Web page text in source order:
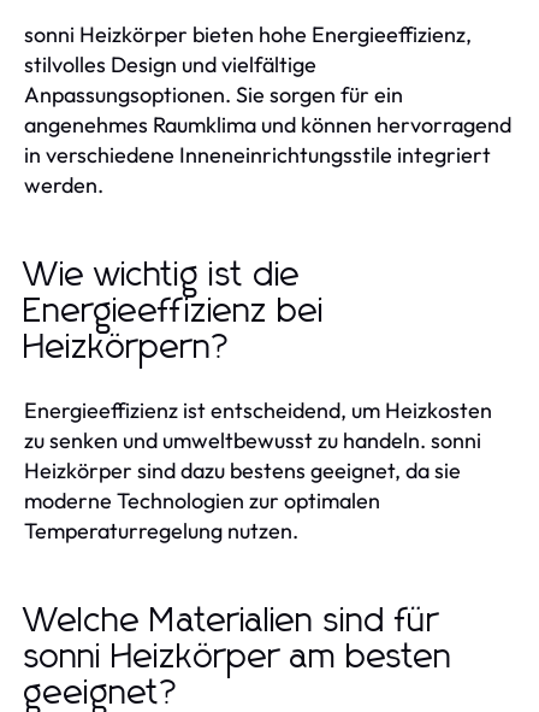
sonni Heizkörper bieten hohe Energieeffizienz,
stilvolles Design und vielfältige
Anpassungsoptionen. Sie sorgen für ein
angenehmes Raumklima und können hervorragend
in verschiedene Inneneinrichtungsstile integriert
werden.
Wie wichtig ist die
Energieeffizienz bei
Heizkörpern?
Energieeffizienz ist entscheidend, um Heizkosten
zu senken und umweltbewusst zu handeln. sonni
Heizkörper sind dazu bestens geeignet, da sie
moderne Technologien zur optimalen
Temperaturregelung nutzen.
Welche Materialien sind für
sonni Heizkörper am besten
geeignet?